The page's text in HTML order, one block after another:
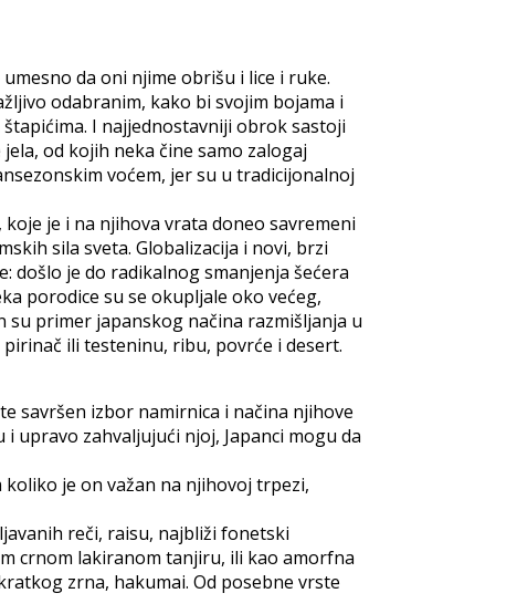
da oni njime obrišu i lice i ruke.
odabranim, kako bi svojim bojama i
I najjednostavniji obrok sastoji
od kojih neka čine samo zalogaj
voćem, jer su u tradicijonalnoj
je i na njihova vrata doneo savremeni
sila sveta. Globalizacija i novi, brzi
došlo je do radikalnog smanjenja šećera
porodice su se okupljale oko većeg,
su primer japanskog načina razmišljanja u
ili testeninu, ribu, povrće i desert.
savršen izbor namirnica i načina njihove
upravo zahvaljujući njoj, Japanci mogu da
je on važan na njihovoj trpezi,
reči, raisu, najbliži fonetski
crnom lakiranom tanjiru, ili kao amorfna
zrna, hakumai. Od posebne vrste